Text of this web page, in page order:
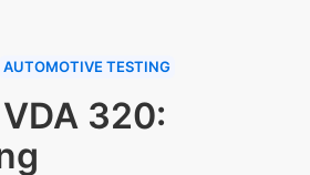
AUTOMOTIVE TESTING
320: